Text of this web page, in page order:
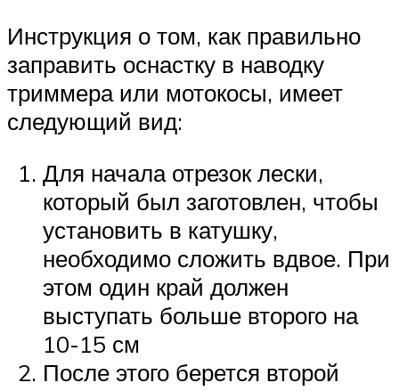
Инструкция о том, как правильно
заправить оснастку в наводку
триммера или мотокосы, имеет
следующий вид:
Для начала отрезок лески,
который был заготовлен, чтобы
установить в катушку,
необходимо сложить вдвое. При
этом один край должен
выступать больше второго на
10-15 см
После этого берется второй